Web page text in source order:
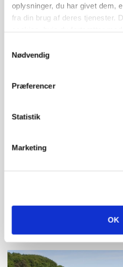
oplysninger, du har givet dem,
fra din brug af deres tjenester.
Nødvendig
Præferencer
Statistik
Marketing
OK
POLITIK
»Nu stopper I«:
Folketinget behandler ny
kan den ændre din bedrift